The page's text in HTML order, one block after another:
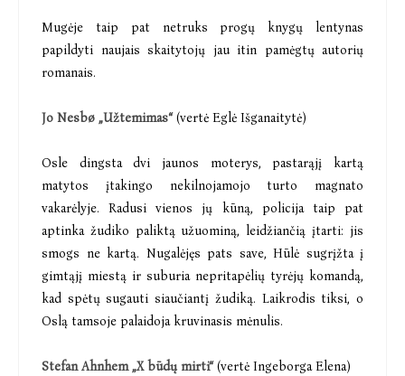
Mugėje taip pat netruks progų knygų lentynas
papildyti naujais skaitytojų jau itin pamėgtų autorių
romanais.
Jo Nesbø „Užtemimas“ (vertė Eglė Išganaitytė)
Osle dingsta dvi jaunos moterys, pastarąjį kartą
matytos įtakingo nekilnojamojo turto magnato
vakarėlyje. Radusi vienos jų kūną, policija taip pat
aptinka žudiko paliktą užuominą, leidžiančią įtarti: jis
smogs ne kartą. Nugalėjęs pats save, Hūlė sugrįžta į
gimtąjį miestą ir suburia nepritapėlių tyrėjų komandą,
kad spėtų sugauti siaučiantį žudiką. Laikrodis tiksi, o
Oslą tamsoje palaidoja kruvinasis mėnulis.
Stefan Ahnhem „X būdų mirti“ (vertė Ingeborga Elena)